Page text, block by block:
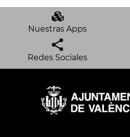
Nuestras Apps
Redes Sociales